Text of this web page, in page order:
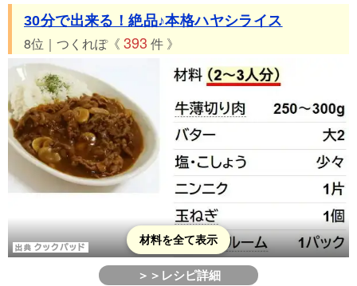
30分で出来る！絶品♪本格ハヤシライス
8位｜つくれぽ《 393 件 》
材料を全て表示
＞＞レシピ詳細